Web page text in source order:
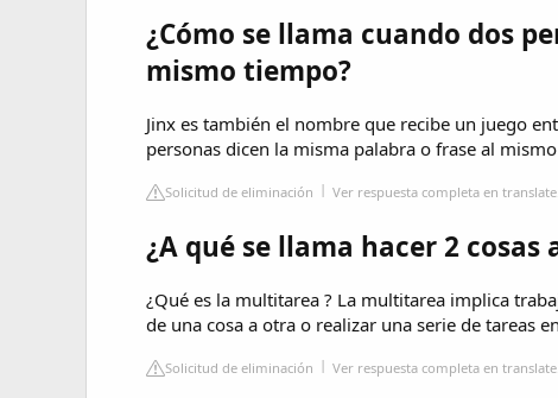
¿Cómo se llama cuando dos
mismo tiempo?
Jinx es también el nombre que recibe un juego
personas dicen la misma palabra o frase al
Solicitud de eliminación Ver respuesta completa en
¿A qué se llama hacer 2 cosas
¿Qué es la multitarea ? La multitarea implica
de una cosa a otra o realizar una serie de tareas
Solicitud de eliminación Ver respuesta completa en